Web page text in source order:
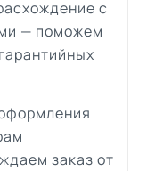
с
— поможем
заказ от